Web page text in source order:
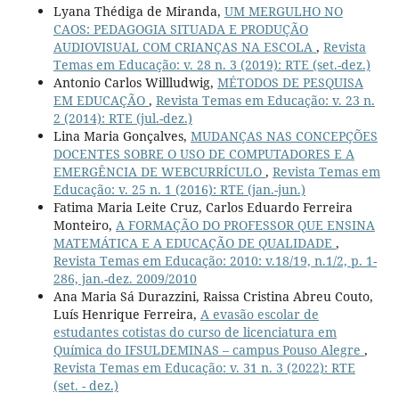
Lyana Thédiga de Miranda, UM MERGULHO NO
CAOS: PEDAGOGIA SITUADA E PRODUÇÃO
AUDIOVISUAL COM CRIANÇAS NA ESCOLA , Revista
Temas em Educação: v. 28 n. 3 (2019): RTE (set.-dez.)
Antonio Carlos Willludwig, MÉTODOS DE PESQUISA
EM EDUCAÇÃO , Revista Temas em Educação: v. 23 n.
2 (2014): RTE (jul.-dez.)
Lina Maria Gonçalves, MUDANÇAS NAS CONCEPÇÕES
DOCENTES SOBRE O USO DE COMPUTADORES E A
EMERGÊNCIA DE WEBCURRÍCULO , Revista Temas em
Educação: v. 25 n. 1 (2016): RTE (jan.-jun.)
Fatima Maria Leite Cruz, Carlos Eduardo Ferreira
Monteiro, A FORMAÇÃO DO PROFESSOR QUE ENSINA
MATEMÁTICA E A EDUCAÇÃO DE QUALIDADE ,
Revista Temas em Educação: 2010: v.18/19, n.1/2, p. 1-
286, jan.-dez. 2009/2010
Ana Maria Sá Durazzini, Raissa Cristina Abreu Couto,
Luís Henrique Ferreira, A evasão escolar de
estudantes cotistas do curso de licenciatura em
Química do IFSULDEMINAS – campus Pouso Alegre ,
Revista Temas em Educação: v. 31 n. 3 (2022): RTE
(set. - dez.)